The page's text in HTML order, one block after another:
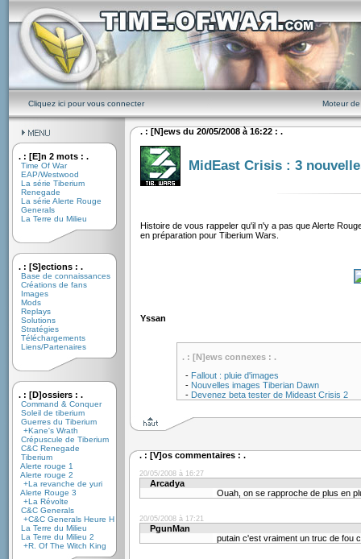
Cliquez ici pour vous connecter Moteur
. : [E]n 2 mots : .
Time Of War
EAP/Westwood
La série Tiberium
Renegade
La série Alerte Rouge
Generals
La Terre du Milieu
. : [S]ections : .
Base de connaissances
Créations de fans
Images
Mods
Replays
Solutions
Stratégies
Téléchargements
Liens/Partenaires
. : [D]ossiers : .
Command & Conquer
Soleil de tiberium
Guerres du Tiberium
+Kane's Wrath
Crépuscule de Tiberium
C&C Renegade
Tiberium
Alerte rouge 1
Alerte rouge 2
+La revanche de yuri
Alerte Rouge 3
+La Révolte
C&C Generals
+C&C Generals Heure H
La Terre du Milieu
La Terre du Milieu 2
+R. Of The Witch King
. : [N]ews du 20/05/2008 à 16:22 : .
MidEast Crisis : 3
Histoire de vous rappeler qu'il n'y a pas que Alerte
en préparation pour Tiberium Wars.
Yssan
. : [N]ews connexes : .
- Fallout : pluie d'images
- Nouvelles images Tiberian Dawn
- Devenez beta tester de Mideast Crisis 2
. : [V]os commentaires : .
20/05/2008 à 16:27
Arcadya
Ouah, on se rapproche de plus en
20/05/2008 à 17:21
PgunMan
putain c'est vraiment un truc de fou